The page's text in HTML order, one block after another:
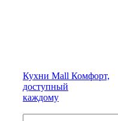
Кухни Mall Комфорт,
доступный
каждому